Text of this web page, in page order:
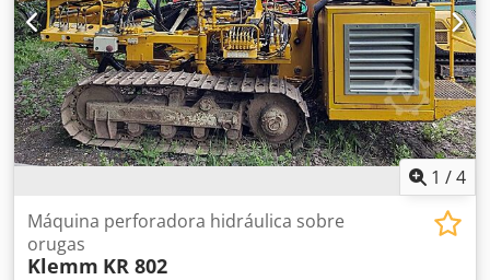
1 /4
Máquina perforadora hidráulica sobre
orugas
Klemm KR 802